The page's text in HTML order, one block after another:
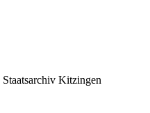
Staatsarchiv Kitzingen